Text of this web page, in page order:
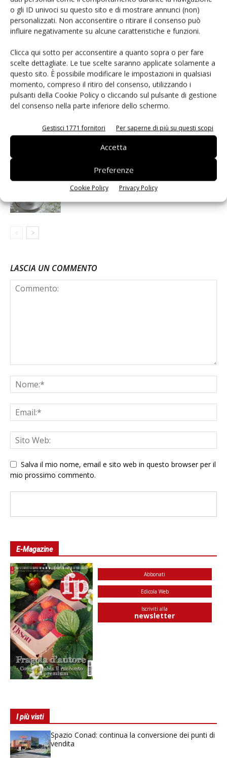
o gli ID univoci su questo sito e di mostrare annunci (non)
personalizzati. Non acconsentire o ritirare il consenso può
influire negativamente su alcune caratteristiche e funzioni.
Clicca qui sotto per acconsentire a quanto sopra o per fare
scelte dettagliate. Le tue scelte saranno applicate solamente a
questo sito. È possibile modificare le impostazioni in qualsiasi
momento, compreso il ritiro del consenso, utilizzando i
pulsanti della Cookie Policy o cliccando sul pulsante di gestione
del consenso nella parte inferiore dello schermo.
Gestisci 1771 fornitori Per saperne di più su questi scopi
Accetta
Preferenze
Cookie Policy Privacy Policy
Redazione
Articoli correlati Di più dello stesso autore
Mele, nel 2025 cresce l’export: prezzi
stabili per Fuji, Golden e Granny Smith
Cso Italy: il Vietnam apre al kiwi italiano
Dazi azzerati per le prugne secche dagli
Usa: via libera dall’Europa
LASCIA UN COMMENTO
Salva il mio nome, email e sito web in questo browser per il
mio prossimo commento.
E-Magazine
Abbonati
Edicola Web
Iscriviti alla
newsletter
I più visti
Spazio Conad: continua la conversione dei punti di
vendita